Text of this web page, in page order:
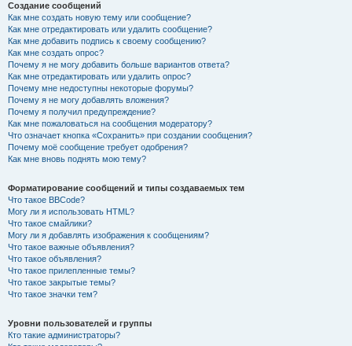
Создание сообщений
Как мне создать новую тему или сообщение?
Как мне отредактировать или удалить сообщение?
Как мне добавить подпись к своему сообщению?
Как мне создать опрос?
Почему я не могу добавить больше вариантов ответа?
Как мне отредактировать или удалить опрос?
Почему мне недоступны некоторые форумы?
Почему я не могу добавлять вложения?
Почему я получил предупреждение?
Как мне пожаловаться на сообщения модератору?
Что означает кнопка «Сохранить» при создании сообщения?
Почему моё сообщение требует одобрения?
Как мне вновь поднять мою тему?
Форматирование сообщений и типы создаваемых тем
Что такое BBCode?
Могу ли я использовать HTML?
Что такое смайлики?
Могу ли я добавлять изображения к сообщениям?
Что такое важные объявления?
Что такое объявления?
Что такое прилепленные темы?
Что такое закрытые темы?
Что такое значки тем?
Уровни пользователей и группы
Кто такие администраторы?